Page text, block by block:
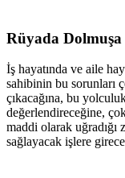
Rüyada
İş hayatında ve aile
sahibinin bu sorunları
çıkacağına, bu
değerlendireceğine,
maddi olarak uğradığı
sağlayacak işlere